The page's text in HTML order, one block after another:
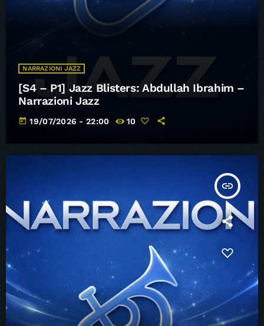
NARRAZIONI JAZZ
[S4 – P1] Jazz Blisters: Abdullah Ibrahim –
Narrazioni Jazz
today 19/07/2026 - 22:00 10
insert_link